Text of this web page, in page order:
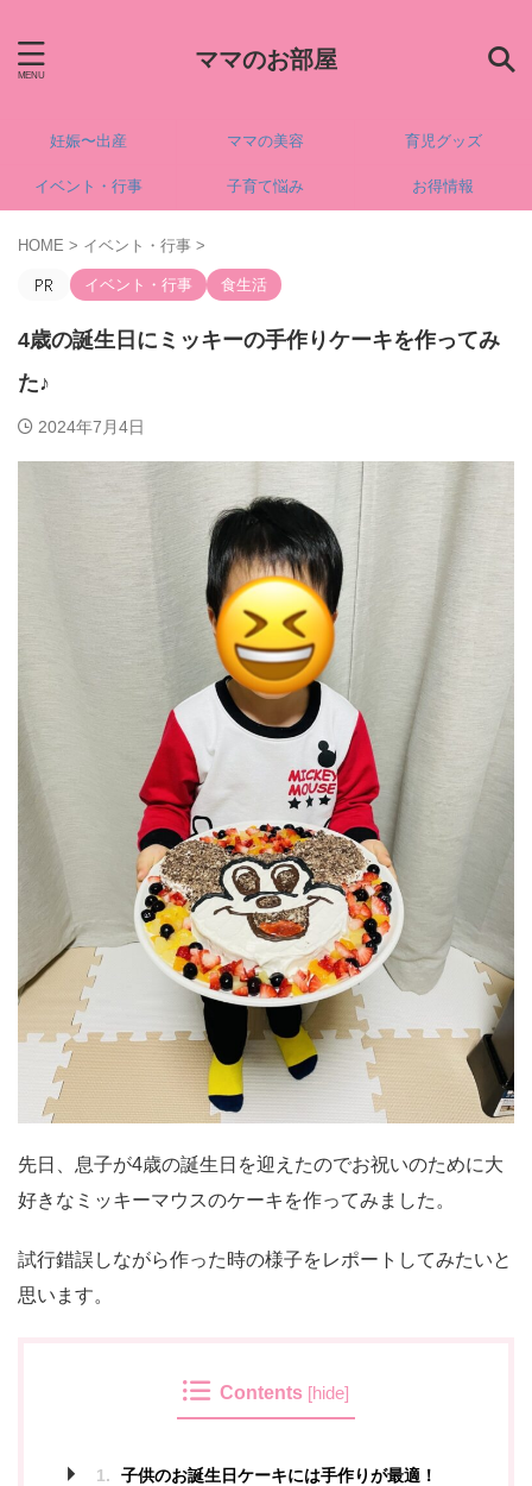
ママのお部屋
妊娠〜出産 ママの美容 育児グッズ
イベント・行事 子育て悩み お得情報
HOME > イベント・行事 >
イベント・行事 食生活
4歳の誕生日にミッキーの手作りケーキを作ってみ
た♪
2024年7月4日
先日、息子が4歳の誕生日を迎えたのでお祝いのために大
好きなミッキーマウスのケーキを作ってみました。
試行錯誤しながら作った時の様子をレポートしてみたいと
思います。
Contents [hide]
1. 子供のお誕生日ケーキには手作りが最適！